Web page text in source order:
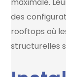
des
rooftops où
structurelles